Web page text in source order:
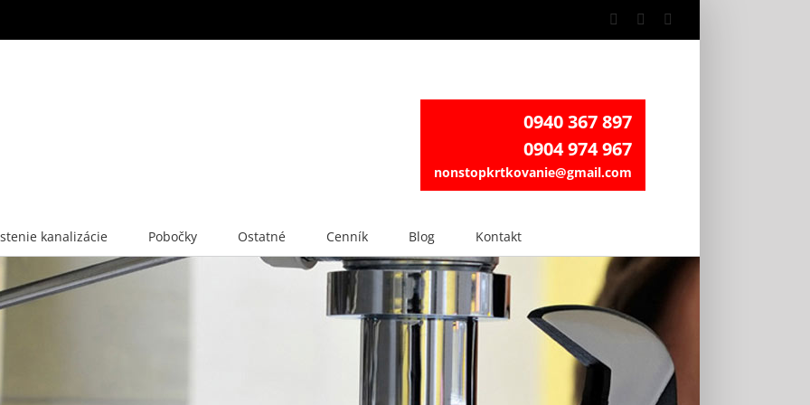
FacebookInstagram
0940 367 897
0904 974 967
nonstopkrtkovanie@gmail.com
kanalizácie Pobočky Ostatné Cenník Blog Kontakt